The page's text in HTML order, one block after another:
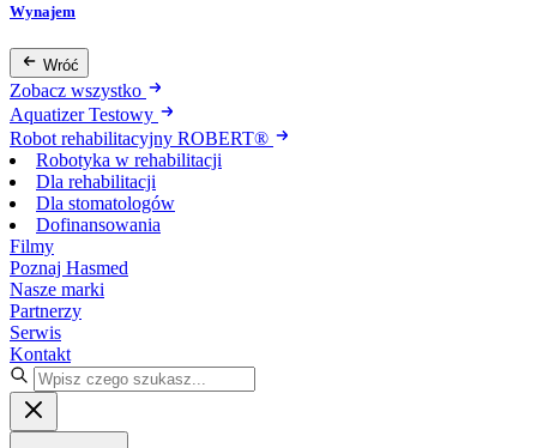
Wynajem
Wróć
Zobacz wszystko
Aquatizer Testowy
Robot rehabilitacyjny ROBERT®
Robotyka w rehabilitacji
Dla rehabilitacji
Dla stomatologów
Dofinansowania
Filmy
Poznaj Hasmed
Nasze marki
Partnerzy
Serwis
Kontakt